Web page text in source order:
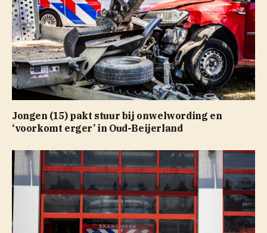
Jongen (15) pakt stuur bij onwelwording en
‘voorkomt erger’ in Oud-Beijerland